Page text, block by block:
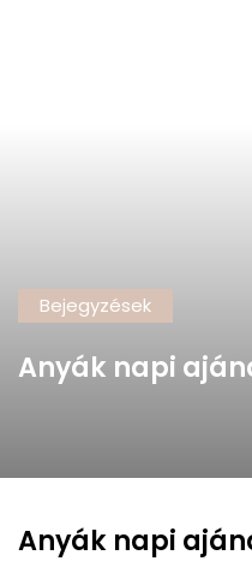
Bejegyzések
Anyák napi
Anyák napi